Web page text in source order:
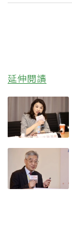
延伸閱讀